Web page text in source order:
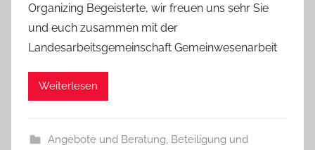
Organizing Begeisterte, wir freuen uns sehr Sie
und euch zusammen mit der
Landesarbeitsgemeinschaft Gemeinwesenarbeit
Weiterlesen
Angebote und Beratung Beteiligung und